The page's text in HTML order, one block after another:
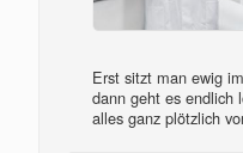
Erst sitzt man ewig
dann geht es endlich
alles ganz plötzlich